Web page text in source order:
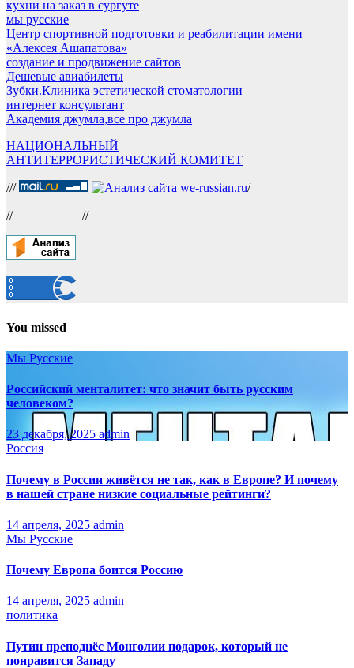
кухни на заказ в сургуте
мы русские
Центр спортивной подготовки и реабилитации имени
«Алексея Ашапатова»
создание и продвижение сайтов
Дешевые авиабилеты
Зубки.Клиника эстетической стоматологии
интернет консультант
Академия джумла,все про джумла
НАЦИОНАЛЬНЫЙ
АНТИТЕРРОРИСТИЧЕСКИЙ КОМИТЕТ
/// /
// //
You missed
Мы Русские
Российский менталитет: что значит быть русским
человеком?
23 декабря, 2025 admin
Россия
Почему в России живётся не так, как в Европе? И почему
в нашей стране низкие социальные рейтинги?
14 апреля, 2025 admin
Мы Русские
Почему Европа боится Россию
14 апреля, 2025 admin
политика
Путин преподнёс Монголии подарок, который не
понравится Западу